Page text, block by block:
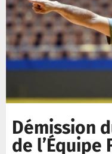
Démission
de l’Équipe